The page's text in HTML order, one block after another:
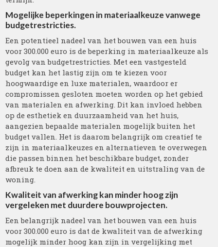
Mogelijke beperkingen in materiaalkeuze vanwege
budgetrestricties.
Een potentieel nadeel van het bouwen van een huis
voor 300.000 euro is de beperking in materiaalkeuze als
gevolg van budgetrestricties. Met een vastgesteld
budget kan het lastig zijn om te kiezen voor
hoogwaardige en luxe materialen, waardoor er
compromissen gesloten moeten worden op het gebied
van materialen en afwerking. Dit kan invloed hebben
op de esthetiek en duurzaamheid van het huis,
aangezien bepaalde materialen mogelijk buiten het
budget vallen. Het is daarom belangrijk om creatief te
zijn in materiaalkeuzes en alternatieven te overwegen
die passen binnen het beschikbare budget, zonder
afbreuk te doen aan de kwaliteit en uitstraling van de
woning.
Kwaliteit van afwerking kan minder hoog zijn
vergeleken met duurdere bouwprojecten.
Een belangrijk nadeel van het bouwen van een huis
voor 300.000 euro is dat de kwaliteit van de afwerking
mogelijk minder hoog kan zijn in vergelijking met